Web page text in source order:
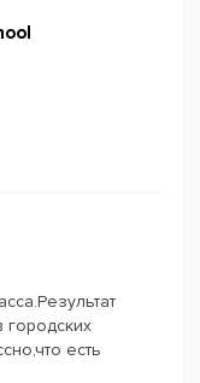
городских
есть